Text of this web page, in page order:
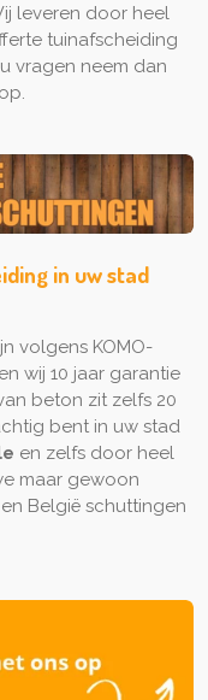
leveren door heel
tuinafscheiding
vragen neem dan
in uw stad
volgens KOMO-
wij 10 jaar garantie
beton zit zelfs 20
bent in uw stad
en zelfs door heel
maar gewoon
België schuttingen